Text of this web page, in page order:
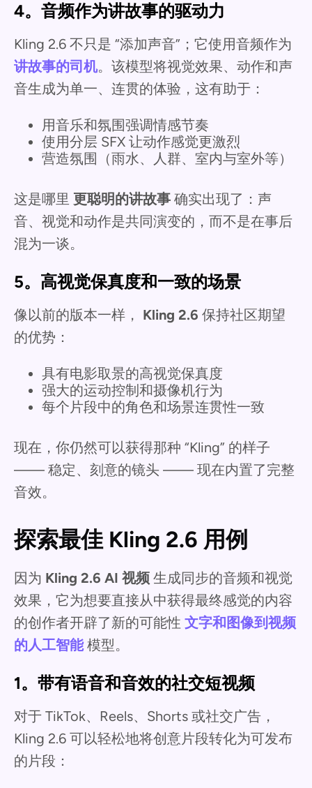
4。音频作为讲故事的驱动力
Kling 2.6 不只是 “添加声音”；它使用音频作为
讲故事的司机。该模型将视觉效果、动作和声
音生成为单一、连贯的体验，这有助于：
用音乐和氛围强调情感节奏
使用分层 SFX 让动作感觉更激烈
营造氛围（雨水、人群、室内与室外等）
这是哪里 更聪明的讲故事 确实出现了：声
音、视觉和动作是共同演变的，而不是在事后
混为一谈。
5。高视觉保真度和一致的场景
像以前的版本一样， Kling 2.6 保持社区期望
的优势：
具有电影取景的高视觉保真度
强大的运动控制和摄像机行为
每个片段中的角色和场景连贯性一致
现在，你仍然可以获得那种 “Kling” 的样子
—— 稳定、刻意的镜头 —— 现在内置了完整
音效。
探索最佳 Kling 2.6 用例
因为 Kling 2.6 AI 视频 生成同步的音频和视觉
效果，它为想要直接从中获得最终感觉的内容
的创作者开辟了新的可能性 文字和图像到视频
的人工智能模型。
1。带有语音和音效的社交短视频
对于 TikTok、Reels、Shorts 或社交广告，
Kling 2.6 可以轻松地将创意片段转化为可发布
的片段：